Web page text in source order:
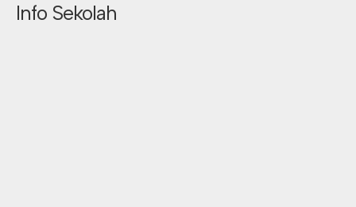
Info Sekolah